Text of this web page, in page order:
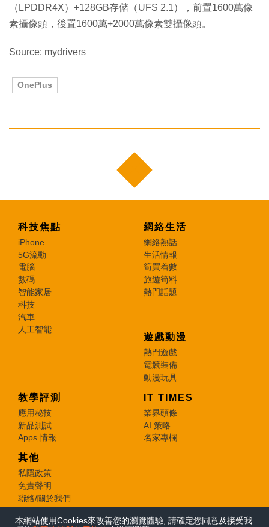
（LPDDR4X）+128GB存儲（UFS 2.1），前置1600萬像
素攝像頭，後置1600萬+2000萬像素雙攝像頭。
Source: mydrivers
OnePlus
科技焦點
iPhone
5G流動
電腦
數碼
智能家居
科技
汽車
人工智能
網絡生活
網絡熱話
生活情報
筍買着數
旅遊筍料
熱門話題
遊戲動漫
熱門遊戲
電競裝備
動漫玩具
教學評測
應用秘技
新品測試
Apps 情報
IT TIMES
業界頭條
AI 策略
名家專欄
其他
私隱政策
免責聲明
聯絡/關於我們
© 2026 e-zone. All Rights Reserved.
本網站使用Cookies來改善您的瀏覽體驗, 請確定您同意及接受我